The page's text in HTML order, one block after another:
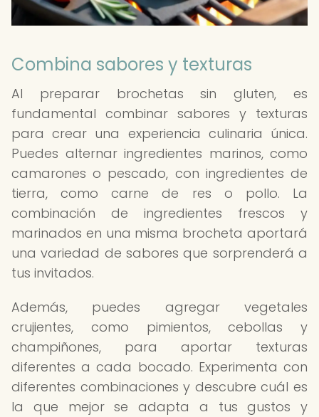
Combina sabores y texturas
Al preparar brochetas sin gluten, es
fundamental combinar sabores y texturas
para crear una experiencia culinaria única.
Puedes alternar ingredientes marinos, como
camarones o pescado, con ingredientes de
tierra, como carne de res o pollo. La
combinación de ingredientes frescos y
marinados en una misma brocheta aportará
una variedad de sabores que sorprenderá a
tus invitados.
Además, puedes agregar vegetales
crujientes, como pimientos, cebollas y
champiñones, para aportar texturas
diferentes a cada bocado. Experimenta con
diferentes combinaciones y descubre cuál es
la que mejor se adapta a tus gustos y